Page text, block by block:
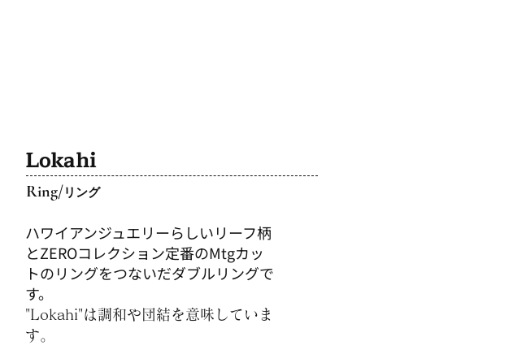
Lokahi
Ring/リング
​ハワイアンジュエリーらしいリーフ柄
とZEROコレクション定番のMtgカッ
トのリングをつないだダブルリングで
す。
​"Lokahi"は調和や団結を意味していま
す。